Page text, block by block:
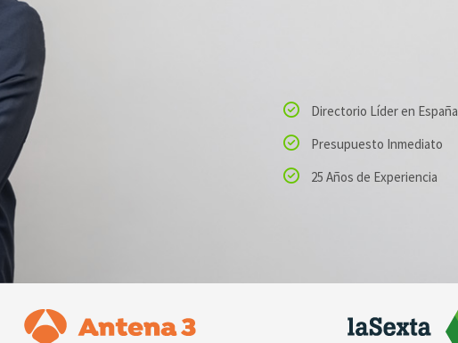
Directorio Líder en España
Presupuesto Inmediato
25 Años de Experiencia